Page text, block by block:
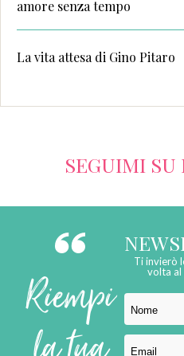
amore senza tempo
La vita attesa di Gino Pitaro
SEGUIMI SU
Riempi
Ti invierò
volta al